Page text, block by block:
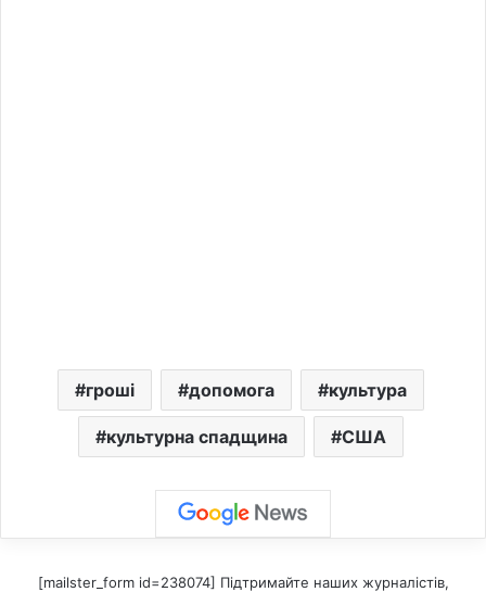
гроші допомога культура
культурна спадщина США
[mailster_form id=238074] Підтримайте наших журналістів,